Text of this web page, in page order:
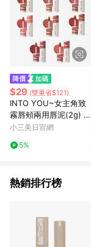
$29 (雙重省$121)
INTO YOU~女主角致
霧唇頰兩用唇泥(2g) 款
式可選
小三美日官網
5%
熱銷排行榜